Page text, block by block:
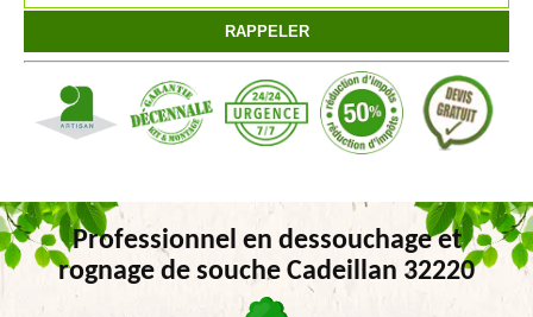
Professionnel en dessouchage et
rognage de souche Cadeillan 32220